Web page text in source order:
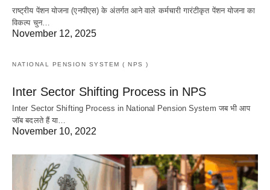
राष्ट्रीय पेंशन योजना (एनपीएस) के अंतर्गत आने वाले कर्मचारी गारंटीकृत पेंशन योजना का
विकल्प चुन…
November 12, 2025
NATIONAL PENSION SYSTEM ( NPS )
Inter Sector Shifting Process in NPS
Inter Sector Shifting Process in National Pension System जब भी आप
जॉब बदलते हैं या…
November 10, 2022